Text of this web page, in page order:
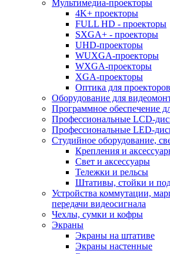
Мультимедиа-проекторы
4K+ проекторы
FULL HD - проекторы
SXGA+ - проекторы
UHD-проекторы
WUXGA-проекторы
WXGA-проекторы
XGA-проекторы
Оптика для проекторов
Оборудование для
Программное обеспечение
Профессиональные LCD-
Профессиональные LED-
Студийное оборудование,
Крепления и
Свет и аксессуары
Тележки и рельсы
Штативы, стойки и
Устройства коммутации,
передачи видеосигнала
Чехлы, сумки и кофры
Экраны
Экраны на штативе
Экраны настенные